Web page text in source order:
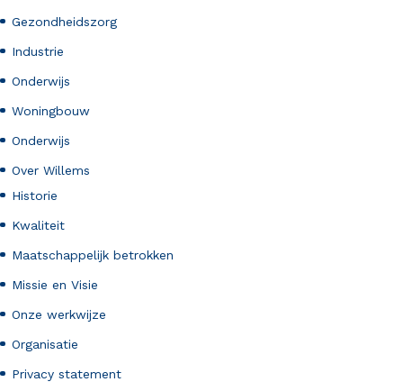
Gezondheidszorg
Industrie
Onderwijs
Woningbouw
Onderwijs
Over Willems
Historie
Kwaliteit
Maatschappelijk betrokken
Missie en Visie
Onze werkwijze
Organisatie
Privacy statement